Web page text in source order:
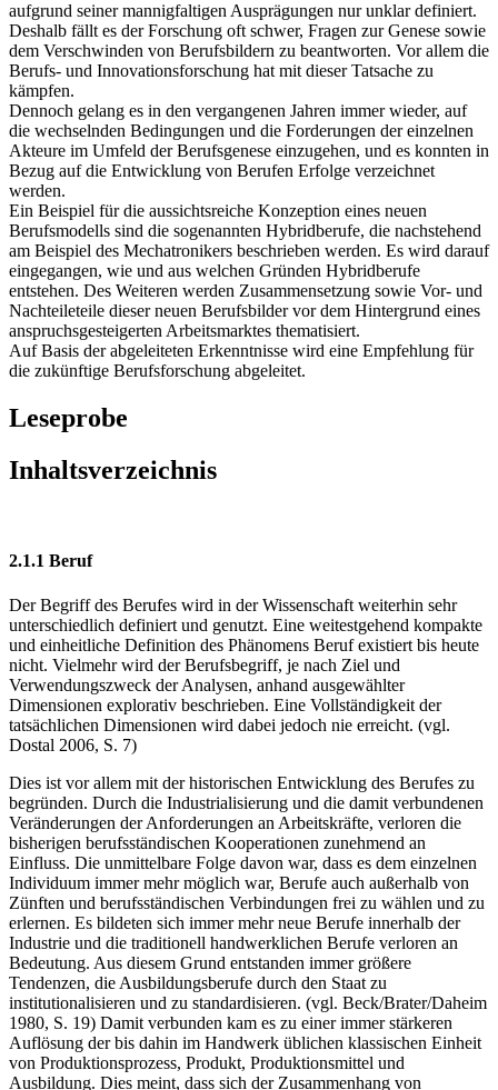
Der Begriff des Berufes und dessen heutige Bedeutung sind
aufgrund seiner mannigfaltigen Ausprägungen nur unklar definiert.
Deshalb fällt es der Forschung oft schwer, Fragen zur Genese sowie
dem Verschwinden von Berufsbildern zu beantworten. Vor allem die
Berufs- und Innovationsforschung hat mit dieser Tatsache zu
kämpfen.
Dennoch gelang es in den vergangenen Jahren immer wieder, auf
die wechselnden Bedingungen und die Forderungen der einzelnen
Akteure im Umfeld der Berufsgenese einzugehen, und es konnten in
Bezug auf die Entwicklung von Berufen Erfolge verzeichnet
werden.
Ein Beispiel für die aussichtsreiche Konzeption eines neuen
Berufsmodells sind die sogenannten Hybridberufe, die nachstehend
am Beispiel des Mechatronikers beschrieben werden. Es wird darauf
eingegangen, wie und aus welchen Gründen Hybridberufe
entstehen. Des Weiteren werden Zusammensetzung sowie Vor- und
Nachteileteile dieser neuen Berufsbilder vor dem Hintergrund eines
anspruchsgesteigerten Arbeitsmarktes thematisiert.
Auf Basis der abgeleiteten Erkenntnisse wird eine Empfehlung für
Leseprobe
Der Begriff des Berufes wird in der Wissenschaft weiterhin sehr
unterschiedlich definiert und genutzt. Eine weitestgehend kompakte
und einheitliche Definition des Phänomens Beruf existiert bis heute
nicht. Vielmehr wird der Berufsbegriff, je nach Ziel und
Verwendungszweck der Analysen, anhand ausgewählter
Dimensionen explorativ beschrieben. Eine Vollständigkeit der
tatsächlichen Dimensionen wird dabei jedoch nie erreicht. (vgl.
Dies ist vor allem mit der historischen Entwicklung des Berufes zu
begründen. Durch die Industrialisierung und die damit verbundenen
Veränderungen der Anforderungen an Arbeitskräfte, verloren die
bisherigen berufsständischen Kooperationen zunehmend an
Einfluss. Die unmittelbare Folge davon war, dass es dem einzelnen
Individuum immer mehr möglich war, Berufe auch außerhalb von
Zünften und berufsständischen Verbindungen frei zu wählen und zu
erlernen. Es bildeten sich immer mehr neue Berufe innerhalb der
Industrie und die traditionell handwerklichen Berufe verloren an
Bedeutung. Aus diesem Grund entstanden immer größere
Tendenzen, die Ausbildungsberufe durch den Staat zu
institutionalisieren und zu standardisieren. (vgl. Beck/Brater/Daheim
1980, S. 19) Damit verbunden kam es zu einer immer stärkeren
Auflösung der bis dahin im Handwerk üblichen klassischen Einheit
von Produktionsprozess, Produkt, Produktionsmittel und